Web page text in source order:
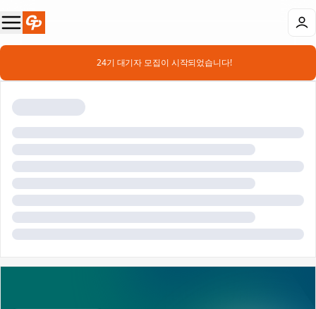
📣 24기 대기자 모집이 시작되었습니다!